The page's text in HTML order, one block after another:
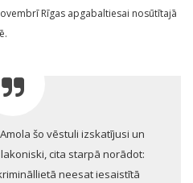
Rīgas apgabaltiesai nosūtītajā
šo vēstuli izskatījusi un
cita starpā norādot:
neesat iesaistītā